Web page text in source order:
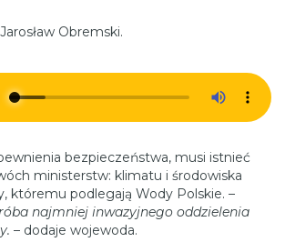
Obremski.
bezpieczeństwa, musi istnieć
ministerstw: klimatu i środowiska
któremu podlegają Wody Polskie. –
najmniej inwazyjnego oddzielenia
– dodaje wojewoda.